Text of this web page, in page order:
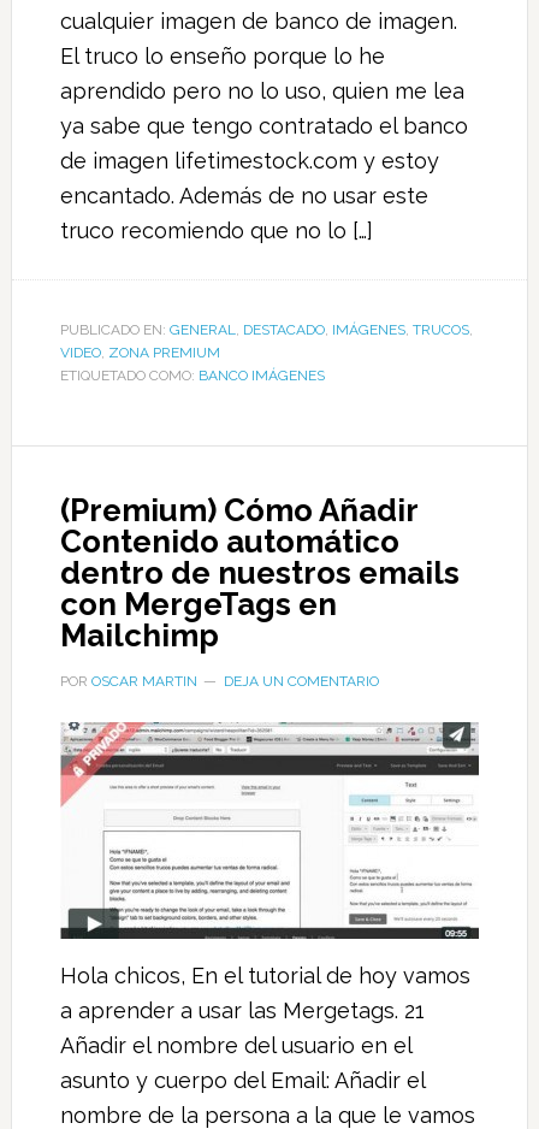
cualquier imagen de banco de imagen.
El truco lo enseño porque lo he
aprendido pero no lo uso, quien me lea
ya sabe que tengo contratado el banco
de imagen lifetimestock.com y estoy
encantado. Además de no usar este
truco recomiendo que no lo […]
PUBLICADO EN: GENERAL, DESTACADO, IMÁGENES, TRUCOS,
VIDEO, ZONA PREMIUM
ETIQUETADO COMO: BANCO IMÁGENES
(Premium) Cómo Añadir
Contenido automático
dentro de nuestros emails
con MergeTags en
Mailchimp
POR OSCAR MARTIN DEJA UN COMENTARIO
Hola chicos, En el tutorial de hoy vamos
a aprender a usar las Mergetags. 21
Añadir el nombre del usuario en el
asunto y cuerpo del Email: Añadir el
nombre de la persona a la que le vamos